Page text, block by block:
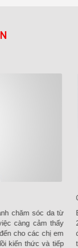
chăm sóc da từ
càng cảm thấy
cho các chị em
kiến thức và tiếp